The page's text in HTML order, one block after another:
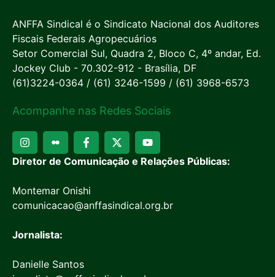
ANFFA Sindical é o Sindicato Nacional dos Auditores
Fiscais Federais Agropecuários
Setor Comercial Sul, Quadra 2, Bloco C, 4º andar, Ed.
Jockey Club - 70.302-912 - Brasília, DF
(61)3224-0364 / (61) 3246-1599 / (61) 3968-6573
Acompanhe nas Redes Sociais
Diretor de Comunicação e Relações Públicas:
Montemar Onishi
comunicacao@anffasindical.org.br
Jornalista:
Danielle Santos